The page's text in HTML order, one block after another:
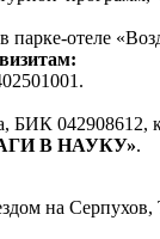
отеле
042908612,
В НАУКУ».
на Серпухов,